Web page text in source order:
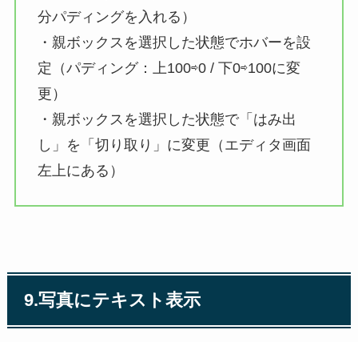
分パディングを入れる）
・親ボックスを選択した状態でホバーを設
定（パディング：上100⇨0 / 下0⇨100に変
更）
・親ボックスを選択した状態で「はみ出
し」を「切り取り」に変更（エディタ画面
左上にある）
9.写真にテキスト表示